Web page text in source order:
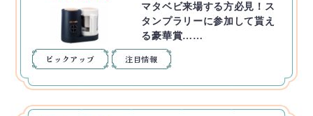
マタベビ来場する方必見！ス
タンプラリーに参加して貰え
る豪華賞……
ピックアップ 注目情報